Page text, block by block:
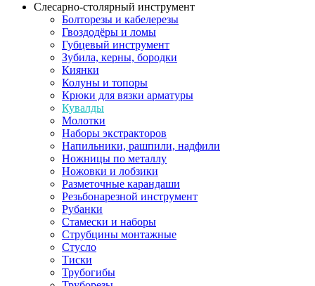
Слесарно-столярный инструмент
Болторезы и кабелерезы
Гвоздодёры и ломы
Губцевый инструмент
Зубила, керны, бородки
Киянки
Колуны и топоры
Крюки для вязки арматуры
Кувалды
Молотки
Наборы экстракторов
Напильники, рашпили, надфили
Ножницы по металлу
Ножовки и лобзики
Разметочные карандаши
Резьбонарезной инструмент
Рубанки
Стамески и наборы
Струбцины монтажные
Стусло
Тиски
Трубогибы